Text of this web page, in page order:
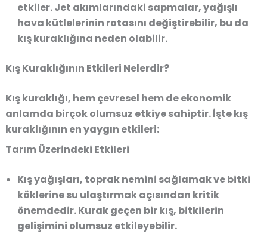
etkiler. Jet akımlarındaki sapmalar, yağışlı
hava kütlelerinin rotasını değiştirebilir, bu da
kış kuraklığına neden olabilir.
Kış Kuraklığının Etkileri Nelerdir?
Kış kuraklığı, hem çevresel hem de ekonomik
anlamda birçok olumsuz etkiye sahiptir. İşte kış
kuraklığının en yaygın etkileri:
Tarım Üzerindeki Etkileri
Kış yağışları, toprak nemini sağlamak ve bitki
köklerine su ulaştırmak açısından kritik
önemdedir. Kurak geçen bir kış, bitkilerin
gelişimini olumsuz etkileyebilir.